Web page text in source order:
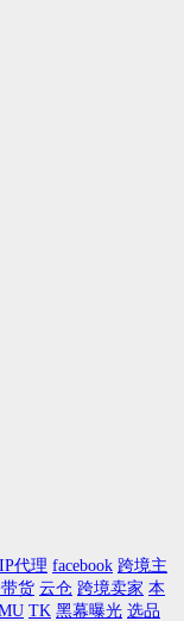
代理 facebook 跨境主
货 云仓 跨境卖家 本
TK 黑幕曝光 选品